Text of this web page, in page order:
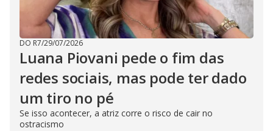
DO R7/29/07/2026
Luana Piovani pede o fim das
redes sociais, mas pode ter dado
um tiro no pé
Se isso acontecer, a atriz corre o risco de cair no
ostracismo